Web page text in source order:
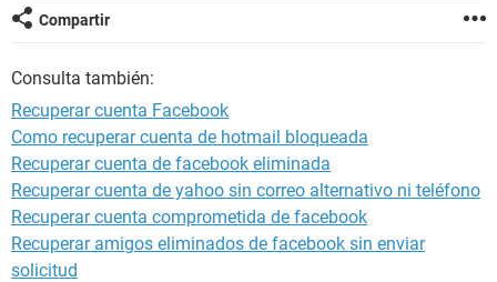
Compartir
Consulta también:
Recuperar cuenta Facebook
Como recuperar cuenta de hotmail bloqueada
Recuperar cuenta de facebook eliminada
Recuperar cuenta de yahoo sin correo alternativo ni teléfono
Recuperar cuenta comprometida de facebook
Recuperar amigos eliminados de facebook sin enviar
solicitud